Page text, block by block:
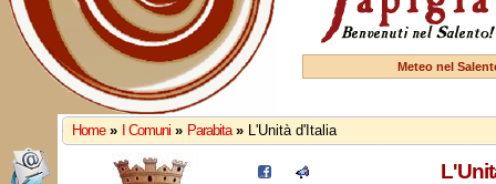
Meteo nel
Home » I Comuni » Parabita » L'Unità d'Italia